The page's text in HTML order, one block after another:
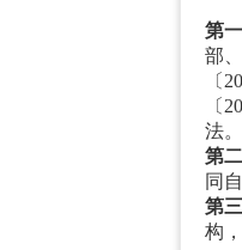
第
部
〔
〔
法。
第
同
第
构